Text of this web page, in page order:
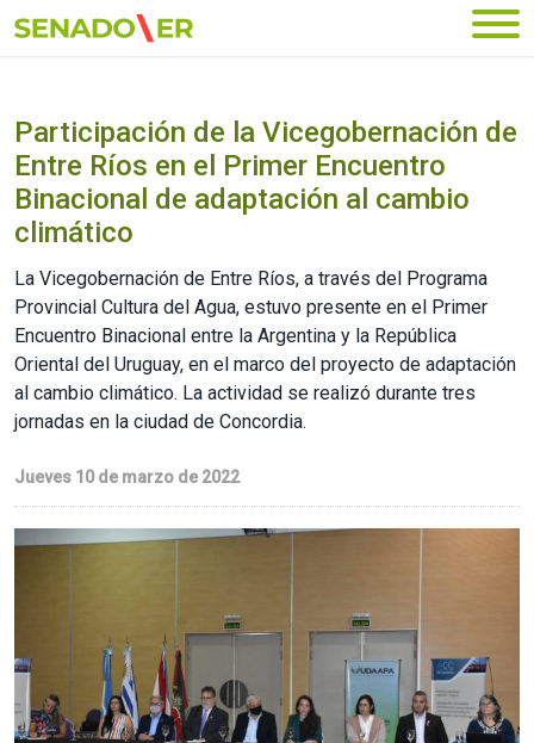
Ir al menú principal
Participación de la Vicegobernación de
Entre Ríos en el Primer Encuentro
Binacional de adaptación al cambio
climático
La Vicegobernación de Entre Ríos, a través del Programa
Provincial Cultura del Agua, estuvo presente en el Primer
Encuentro Binacional entre la Argentina y la República
Oriental del Uruguay, en el marco del proyecto de adaptación
al cambio climático. La actividad se realizó durante tres
jornadas en la ciudad de Concordia.
Jueves 10 de marzo de 2022